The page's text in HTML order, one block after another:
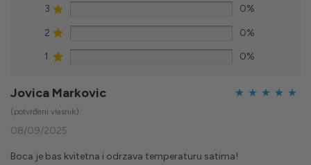
3 0%
2 0%
1 0%
Jovica Markovic
(potvrđeni vlasnik)
08/09/2025
Boca je bas kvitetna i odrzava temperaturu satima!